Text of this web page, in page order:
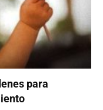
para